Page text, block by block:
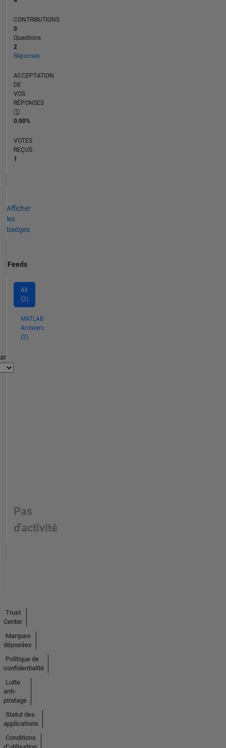
CONTRIBUTIONS
0
Questions
2
Réponses
ACCEPTATION
DE
VOS
RÉPONSES
0.00%
VOTES
REÇUS
1
Afficher
les
badges
Feeds
All
(2)
MATLAB
Answers
(2)
Pas
d'activité
Trust
Center
Marques
déposées
Politique de
confidentialité
Lutte
anti-
piratage
Statut des
applications
Conditions